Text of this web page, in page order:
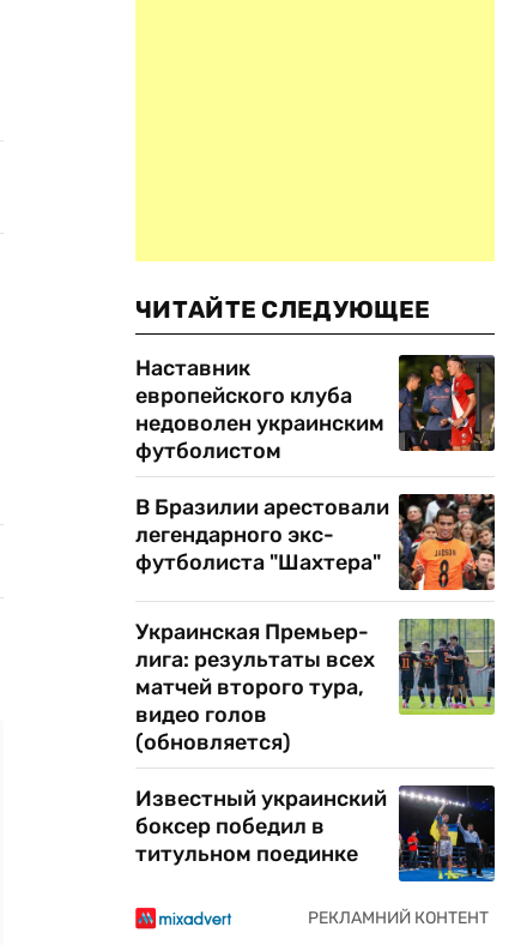
ЧИТАЙТЕ СЛЕДУЮЩЕЕ
Наставник
европейского клуба
недоволен украинским
футболистом
В Бразилии арестовали
легендарного экс-
футболиста "Шахтера"
Украинская Премьер-
лига: результаты всех
матчей второго тура,
видео голов
(обновляется)
Известный украинский
боксер победил в
титульном поединке